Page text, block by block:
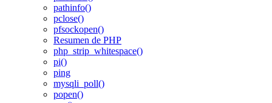
pathinfo()
pclose()
pfsockopen()
Resumen de PHP
php_strip_whitespace()
pi()
ping
mysqli_poll()
popen()